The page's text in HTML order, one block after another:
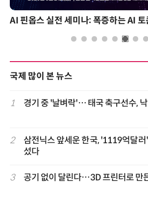
2026 전자신문 테크데이
국제 많이 본 뉴스
1 경기 중 '날벼락'… 태국 축구선수,
2
삼전닉스 앞세운 한국, '1119억달
섰다
3 공기 없이 달린다…3D 프린터로 만